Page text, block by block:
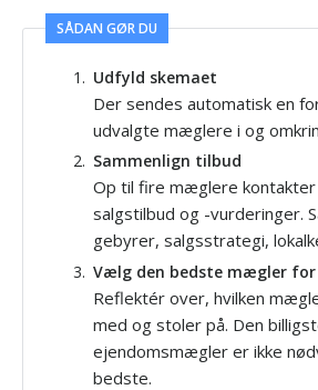
SÅDAN GØR DU
Udfyld skemaet
Der sendes automatisk en
udvalgte mæglere i og
Sammenlign tilbud
Op til fire mæglere kontakter
salgstilbud og -vurderinger.
gebyrer, salgsstrategi,
Vælg den bedste mægler
Reflektér over, hvilken
med og stoler på. Den
ejendomsmægler er ikke
bedste.